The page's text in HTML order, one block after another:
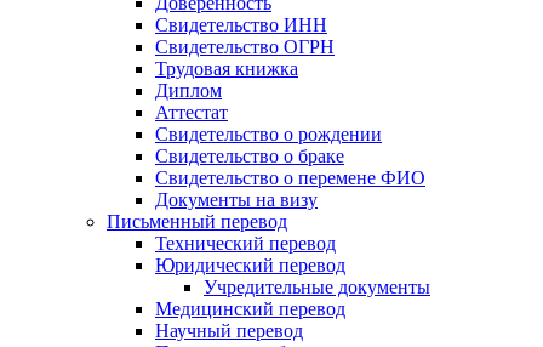
Свидетельство ИНН
Свидетельство ОГРН
Трудовая книжка
Диплом
Аттестат
Свидетельство о рождении
Свидетельство о браке
Свидетельство о перемене ФИО
Документы на визу
Письменный перевод
Технический перевод
Юридический перевод
Учредительные документы
Медицинский перевод
Научный перевод